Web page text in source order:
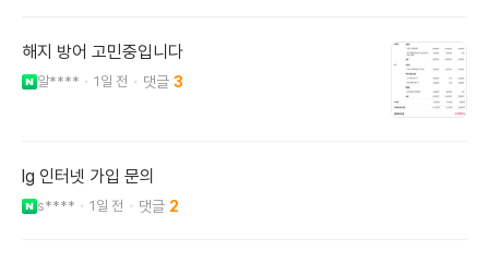
해지 방어 고민중입니다
알**** 1일 전 3
lg 인터넷 가입 문의
s**** 1일 전 2